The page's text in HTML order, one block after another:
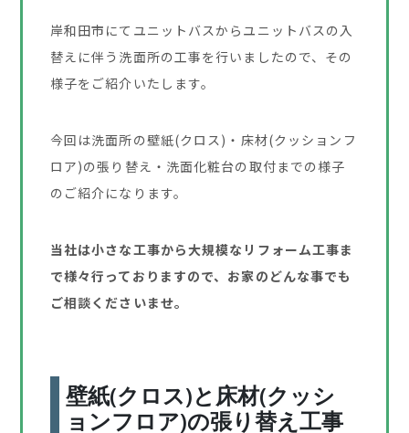
岸和田市にてユニットバスからユニットバスの入
替えに伴う洗面所の工事を行いましたので、その
様子をご紹介いたします。
今回は洗面所の壁紙(クロス)・床材(クッションフ
ロア)の張り替え・洗面化粧台の取付までの様子
のご紹介になります。
当社は小さな工事から大規模なリフォーム工事ま
で様々行っておりますので、お家のどんな事でも
ご相談くださいませ。
壁紙(クロス)と床材(クッシ
ョンフロア)の張り替え工事